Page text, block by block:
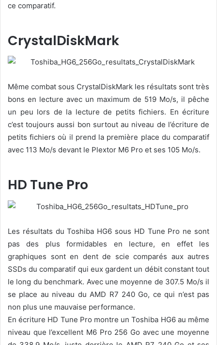
ce comparatif.
CrystalDiskMark
Même combat sous CrystalDiskMark les résultats sont très
bons en lecture avec un maximum de 519 Mo/s, il pêche
un peu lors de la lecture de petits fichiers. En écriture
c’est toujours aussi bon surtout au niveau de l’écriture de
petits fichiers où il prend la première place du comparatif
avec 113 Mo/s devant le Plextor M6 Pro et ses 105 Mo/s.
HD Tune Pro
Les résultats du Toshiba HG6 sous HD Tune Pro ne sont
pas des plus formidables en lecture, en effet les
graphiques sont en dent de scie comparés aux autres
SSDs du comparatif qui eux gardent un débit constant tout
le long du benchmark. Avec une moyenne de 307.5 Mo/s il
se place au niveau du AMD R7 240 Go, ce qui n’est pas
non plus une mauvaise performance.
En écriture HD Tune Pro montre un Toshiba HG6 au même
niveau que l’excellent M6 Pro 256 Go avec une moyenne